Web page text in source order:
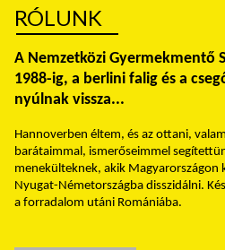
RÓLUNK
A Nemzetközi Gyermekmentő
1988-ig, a berlini falig és a
nyúlnak vissza...
Hannoverben éltem, és az ottani,
barátaimmal, ismerőseimmel
menekülteknek, akik Magyarországon
Nyugat-Németországba disszidálni.
a forradalom utáni Romániába.